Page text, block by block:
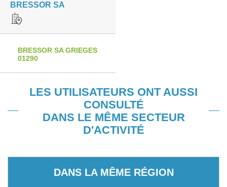
BRESSOR SA
BRESSOR SA GRIEGES
01290
LES UTILISATEURS ONT AUSSI
CONSULTÉ
DANS LE MÊME SECTEUR
D'ACTIVITÉ
DANS LA MÊME RÉGION